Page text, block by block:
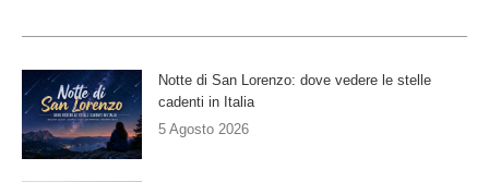
Notte di San Lorenzo: dove vedere le stelle
cadenti in Italia
5 Agosto 2026